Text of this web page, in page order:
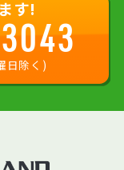
す!
日除く)